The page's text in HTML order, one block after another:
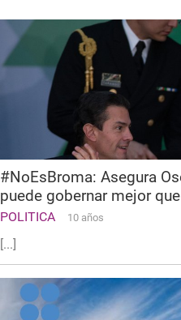
#NoEsBroma: Asegura
puede gobernar mejor
POLITICA 10 años
[...]